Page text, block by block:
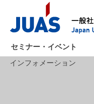
セミナー・イベント
インフォメーション